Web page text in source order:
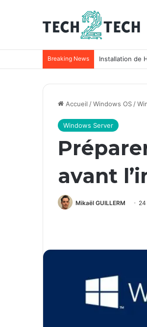
Breaking News Installation de
Accueil /Windows OS /
Windows Server
avant
Mikaël GUILLERM